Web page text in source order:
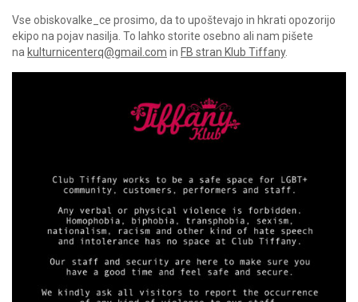
Vse obiskovalke_ce prosimo, da to upoštevajo in hkrati opozorijo
ekipo na pojav nasilja. To lahko storite osebno ali nam pišete
na kulturnicenterq@gmail.com in FB stran Klub Tiffany.